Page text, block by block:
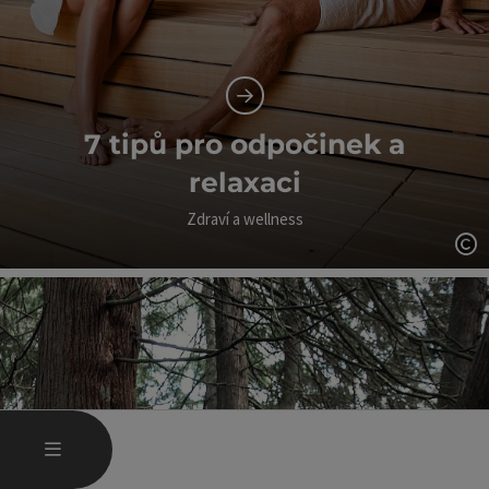
MENU
7 tipů pro odpočinek a
relaxaci
Zdraví a wellness